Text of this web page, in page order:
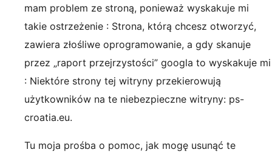
mam problem ze stroną, ponieważ wyskakuje mi
takie ostrzeżenie : Strona, którą chcesz otworzyć,
zawiera złośliwe oprogramowanie, a gdy skanuje
przez „raport przejrzystości” googla to wyskakuje mi
: Niektóre strony tej witryny przekierowują
użytkowników na te niebezpieczne witryny: ps-
croatia.eu.
Tu moja prośba o pomoc, jak mogę usunąć te